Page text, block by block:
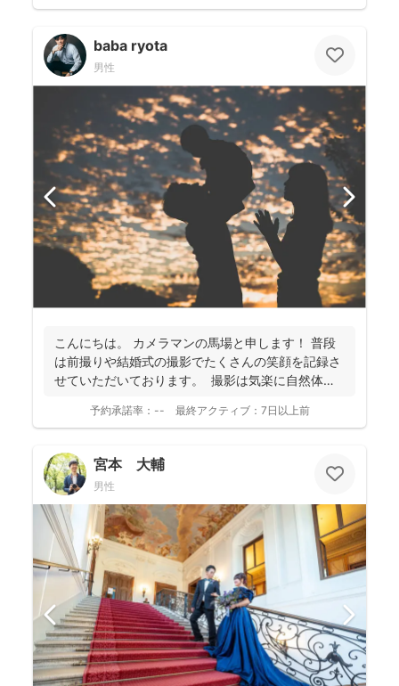
baba ryota
男性
こんにちは。 カメラマンの馬場と申します！ 普段
は前撮りや結婚式の撮影でたくさんの笑顔を記録さ
せていただいております。 撮影は気楽に自然体な
予約承諾率： -- 最終アクティブ： 7日以上前
宮本 大輔
男性